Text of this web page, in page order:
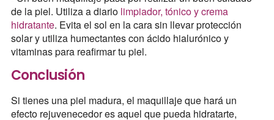
de la piel. Utiliza a diario limpiador, tónico y crema
hidratante. Evita el sol en la cara sin llevar protección
solar y utiliza humectantes con ácido hialurónico y
vitaminas para reafirmar tu piel.
Conclusión
Si tienes una piel madura, el maquillaje que hará un
efecto rejuvenecedor es aquel que pueda hidratarte,